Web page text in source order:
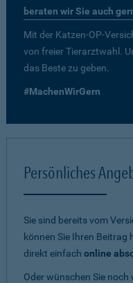
beraten wir Sie auch
Mit der Katzen-OP-
von freier Tierarztwahl.
das Beste zu geben.
#MachenWirGern
Persönliches
Sie sind bereits vom
können Sie Ihren Beitrag
direkt einfach online
Oder wünschen Sie